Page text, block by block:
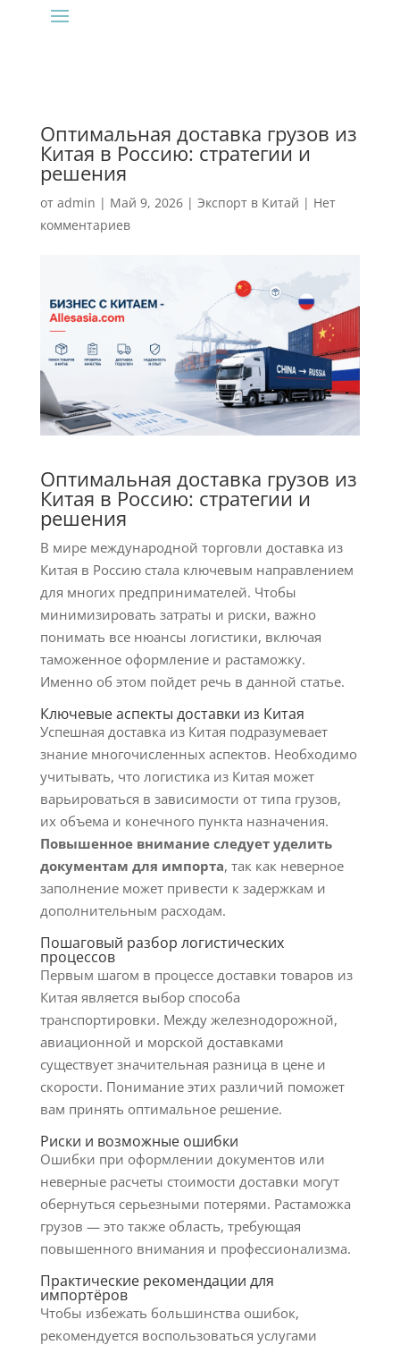
Оптимальная доставка грузов из
Китая в Россию: стратегии и
решения
от admin | Май 9, 2026| Экспорт в Китай | Нет
комментариев
Оптимальная доставка грузов из
Китая в Россию: стратегии и
решения
В мире международной торговли доставка из
Китая в Россию стала ключевым направлением
для многих предпринимателей. Чтобы
минимизировать затраты и риски, важно
понимать все нюансы логистики, включая
таможенное оформление и растаможку.
Именно об этом пойдет речь в данной статье.
Ключевые аспекты доставки из Китая
Успешная доставка из Китая подразумевает
знание многочисленных аспектов. Необходимо
учитывать, что логистика из Китая может
варьироваться в зависимости от типа грузов,
их объема и конечного пункта назначения.
Повышенное внимание следует уделить
документам для импорта, так как неверное
заполнение может привести к задержкам и
дополнительным расходам.
Пошаговый разбор логистических
процессов
Первым шагом в процессе доставки товаров из
Китая является выбор способа
транспортировки. Между железнодорожной,
авиационной и морской доставками
существует значительная разница в цене и
скорости. Понимание этих различий поможет
вам принять оптимальное решение.
Риски и возможные ошибки
Ошибки при оформлении документов или
неверные расчеты стоимости доставки могут
обернуться серьезными потерями. Растаможка
грузов — это также область, требующая
повышенного внимания и профессионализма.
Практические рекомендации для
импортёров
Чтобы избежать большинства ошибок,
рекомендуется воспользоваться услугами